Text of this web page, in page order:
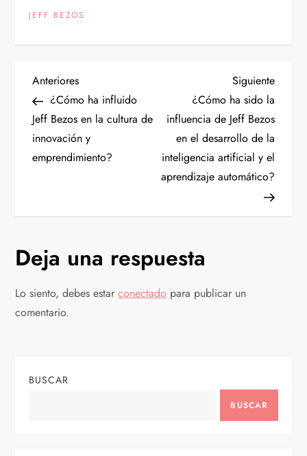
JEFF BEZOS
N
a
v
a
c
i
n
Entrada
anterior
Anteriores
¿Cómo ha influido
Jeff Bezos en la cultura de
innovación y
emprendimiento?
Siguiente
¿Cómo ha sido la
influencia de Jeff Bezos
en el desarrollo de la
inteligencia artificial y el
aprendizaje automático?
Deja una respuesta
Lo siento, debes estarconectado para publicar un
comentario.
BUSCAR
BUSCAR